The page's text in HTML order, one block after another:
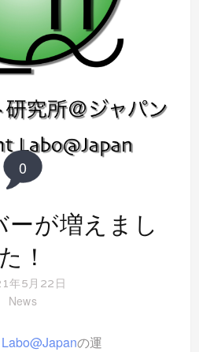
0
ーが増えまし
た！
年5月22日
News
の運